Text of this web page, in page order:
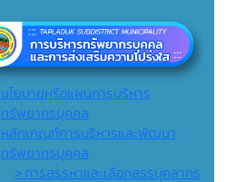
นโยบายหรือแผนการบริหาร
ทรัพยากรบุคคล
หลักเกณฑ์การบริหารและพัฒนา
ทรัพยากรบุคคล
> การสรรหาและเลือกสรรบุคลากร